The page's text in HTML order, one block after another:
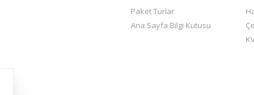
Paket Turlar
Ana Sayfa Bilgi Kutusu